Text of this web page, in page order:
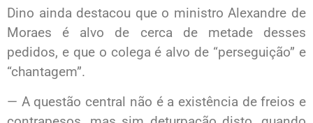
Dino ainda destacou que o ministro Alexandre de
Moraes é alvo de cerca de metade desses
pedidos, e que o colega é alvo de “perseguição” e
“chantagem”.
— A questão central não é a existência de freios e